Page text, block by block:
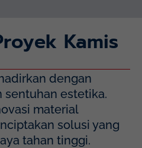
Kamis
dengan
sentuhan estetika.
material
solusi yang
tahan tinggi.